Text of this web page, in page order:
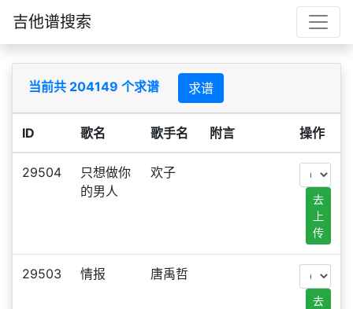
吉他谱搜索
当前共 204149 个求谱 求谱
ID 歌名 歌手名 附言 操作
29504
只想做你
的男人
欢子
去
上
传
29503 情报 唐禹哲
去